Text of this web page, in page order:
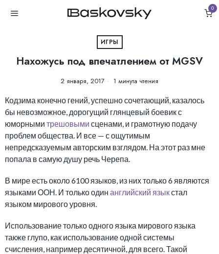
0
ИГРЫ
Нахожусь под впечатлением от MGSV
2 января, 2017 1 минута чтения
Кодзима конечно гений, успешно сочетающий, казалось
бы невозможное, дорогущий глянцевый боевик с
юморными трешовыми сценами, и грамотную подачу
проблем общества. И все — с ощутимым
непредсказуемым авторским взглядом. На этот раз мне
попала в самую душу речь Черепа.
В мире есть около 6100 языков, из них только 6 являются
языками ООН. И только один английский языкстал
языком мирового уровня.
Использование только одного языка мирового языка
также глупо, как использование одной системы
счисления, например десятичной, для всего. Такой